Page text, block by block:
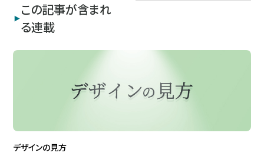
この記事が含まれ
る連載
デザインの見方